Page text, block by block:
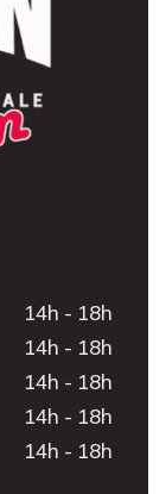
14h - 18h
14h - 18h
14h - 18h
14h - 18h
14h - 18h